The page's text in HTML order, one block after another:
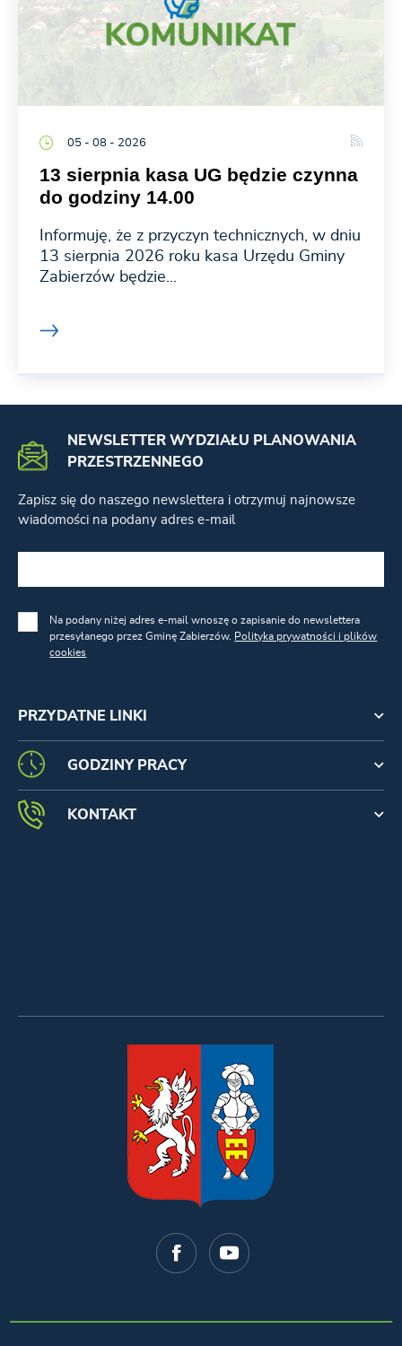
05 - 08 - 2026
13 sierpnia kasa UG będzie czynna
do godziny 14.00
Informuję, że z przyczyn technicznych, w dniu
13 sierpnia 2026 roku kasa Urzędu Gminy
Zabierzów będzie...
PRZYDATNE LINKI
NEWSLETTER WYDZIAŁU PLANOWANIA
PRZESTRZENNEGO
Zapisz się do naszego newslettera i otrzymuj najnowsze
wiadomości na podany adres e-mail
Na podany niżej adres e-mail wnoszę o zapisanie do newslettera
przesyłanego przez Gminę Zabierzów. Polityka prywatności i plików
cookies
GODZINY PRACY
KONTAKT